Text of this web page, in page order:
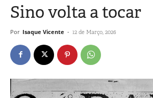
Sino volta a tocar
Por Isaque Vicente - 12 de Março, 2026